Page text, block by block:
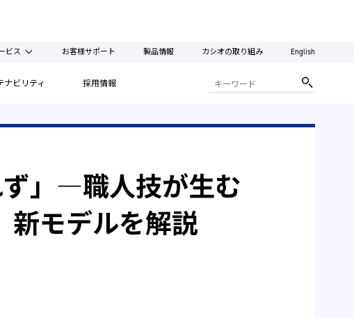
ビス お客様サポート 製品情報 カシオの取り組み English
ナビリティ 採用情報
ず」―職人技が生む
新モデルを解説